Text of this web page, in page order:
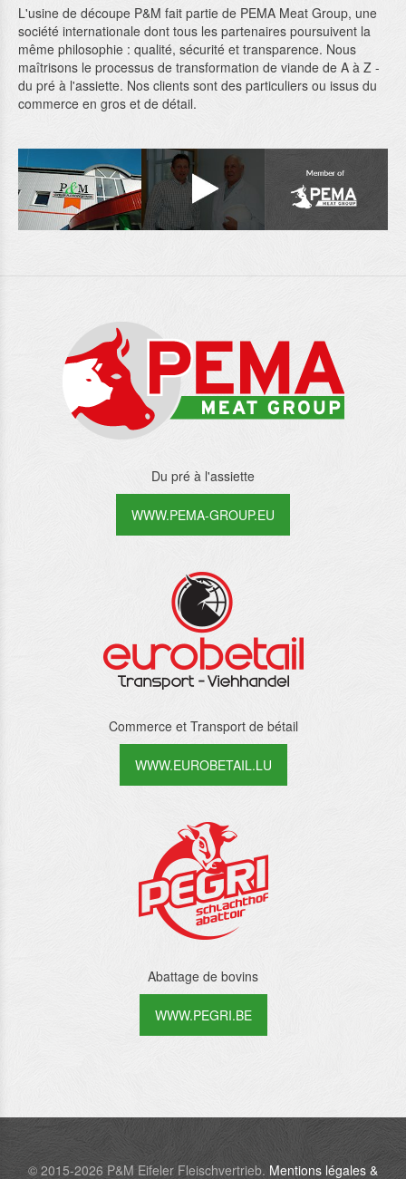
L'usine de découpe P&M fait partie de PEMA Meat Group, une
société internationale dont tous les partenaires poursuivent la
même philosophie : qualité, sécurité et transparence. Nous
maîtrisons le processus de transformation de viande de A à Z -
du pré à l'assiette. Nos clients sont des particuliers ou issus du
commerce en gros et de détail.
Du pré à l'assiette
WWW.PEMA-GROUP.EU
Commerce et Transport de bétail
WWW.EUROBETAIL.LU
Abattage de bovins
WWW.PEGRI.BE
© 2015-2026 P&M Eifeler Fleischvertrieb. Mentions légales &